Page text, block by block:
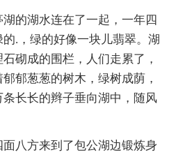
的湖水连在了一起，一年四
.，绿的好像一块儿翡翠。湖
砌成的围栏，人们走累了，
郁葱葱的树木，绿树成荫，
长长的辫子垂向湖中，随风
八方来到了包公湖边锻炼身